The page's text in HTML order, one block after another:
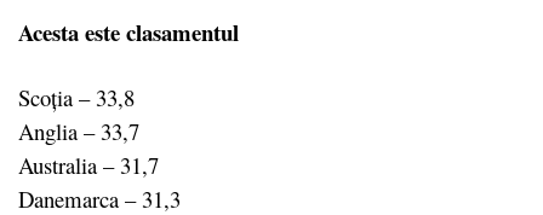
Acesta este clasamentul
Scoția – 33,8
Anglia – 33,7
Australia – 31,7
Danemarca – 31,3